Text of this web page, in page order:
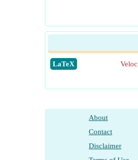
​LaTeX
About
Contact
Disclaimer